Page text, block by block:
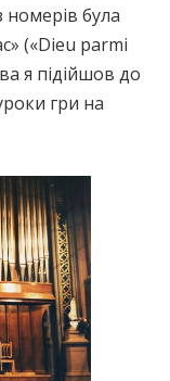
була
(«Dieu parmi
я підійшов до
гри на